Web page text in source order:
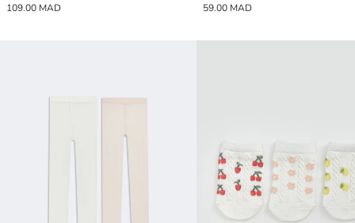
109.00 MAD
59.00 MAD